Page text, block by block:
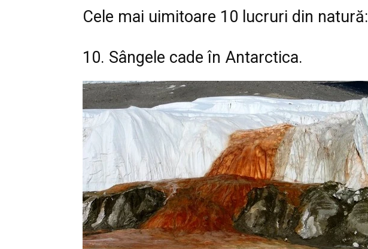
Cele mai uimitoare 10 lucruri din natură:
10. Sângele cade în Antarctica.